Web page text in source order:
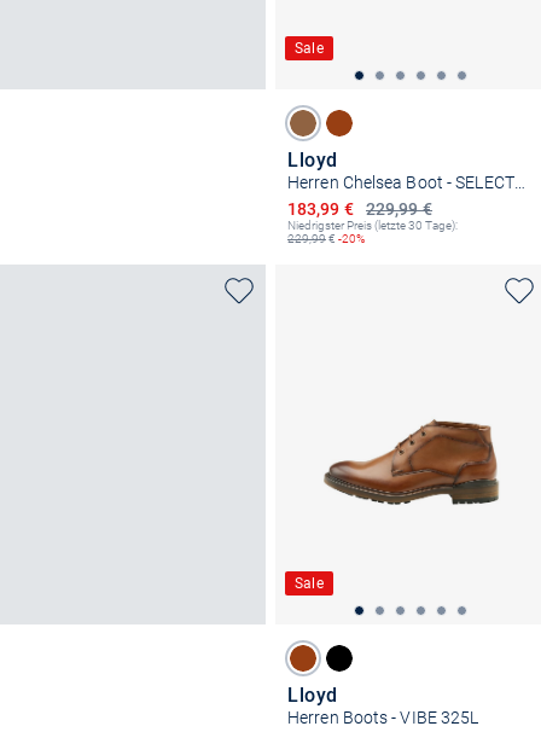
Sale
Lloyd
Herren Chelsea Boot - SELECT 315
229,99 €
Ermäßigter Preis
183,99 €
Niedrigster Preis (letzte 30 Tage):
229,99€ -20%
Sale
Lloyd
Herren Boots - VIBE 325L